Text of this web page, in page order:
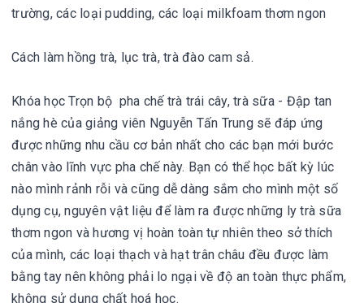
trường, các loại pudding, các loại milkfoam thơm ngon
Cách làm hồng trà, lục trà, trà đào cam sả.
Khóa học Trọn bộ pha chế trà trái cây, trà sữa - Đập tan
nắng hè của giảng viên Nguyễn Tấn Trung sẽ đáp ứng
được những nhu cầu cơ bản nhất cho các bạn mới bước
chân vào lĩnh vực pha chế này. Bạn có thể học bất kỳ lúc
nào mình rảnh rỗi và cũng dễ dàng sắm cho mình một số
dụng cụ, nguyên vật liệu để làm ra được những ly trà sữa
thơm ngon và hương vị hoàn toàn tự nhiên theo sở thích
của mình, các loại thạch và hạt trân châu đều được làm
bằng tay nên không phải lo ngại về độ an toàn thực phẩm,
không sử dụng chất hoá học.